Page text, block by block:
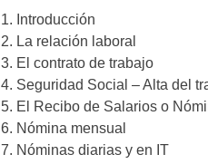
1. Introducción
2. La relación laboral
3. El contrato de trabajo
4. Seguridad Social – Alta del
5. El Recibo de Salarios o
6. Nómina mensual
7. Nóminas diarias y en IT